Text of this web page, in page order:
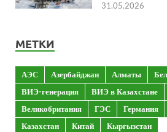
31.05.2026
МЕТКИ
АЭС Азербайджан Алматы
ВИЭ-генерация
ВИЭ в Казахстане
Великобритания
ГЭС Германия
Казахстан
Китай
Кыргызстан